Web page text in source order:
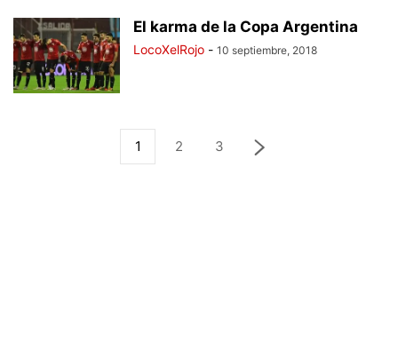
El karma de la Copa Argentina
LocoXelRojo - 10 septiembre, 2018
1 2 3